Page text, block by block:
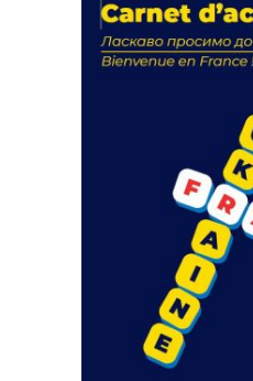
actions
18 septembre 2023
FEUILLETER